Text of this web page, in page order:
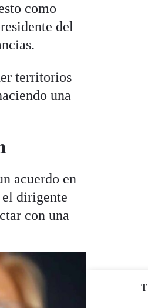
como
del
territorios
una
acuerdo en
dirigente
con una